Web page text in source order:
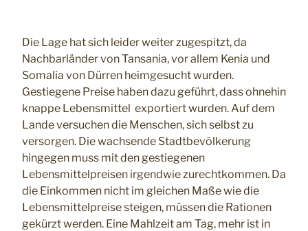
Die Lage hat sich leider weiter zugespitzt, da
Nachbarländer von Tansania, vor allem Kenia und
Somalia von Dürren heimgesucht wurden.
Gestiegene Preise haben dazu geführt, dass ohnehin
knappe Lebensmittel exportiert wurden. Auf dem
Lande versuchen die Menschen, sich selbst zu
versorgen. Die wachsende Stadtbevölkerung
hingegen muss mit den gestiegenen
Lebensmittelpreisen irgendwie zurechtkommen. Da
die Einkommen nicht im gleichen Maße wie die
Lebensmittelpreise steigen, müssen die Rationen
gekürzt werden. Eine Mahlzeit am Tag, mehr ist in